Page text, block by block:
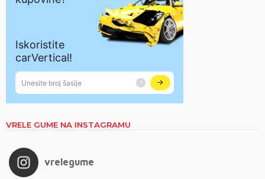
VRELE GUME NA INSTAGRAMU
vrelegume